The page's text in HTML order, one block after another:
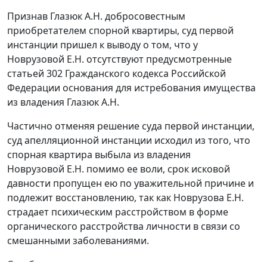
Признав Глазюк А.Н. добросовестным
приобретателем спорной квартиры, суд первой
инстанции пришел к выводу о том, что у
Новрузовой Е.Н. отсутствуют предусмотренные
статьей 302 Гражданского кодекса Российской
Федерации основания для истребования имущества
из владения Глазюк А.Н.
Частично отменяя решение суда первой инстанции,
суд апелляционной инстанции исходил из того, что
спорная квартира выбыла из владения
Новрузовой Е.Н. помимо ее воли, срок исковой
давности пропущен ею по уважительной причине и
подлежит восстановлению, так как Новрузова Е.Н.
страдает психическим расстройством в форме
органического расстройства личности в связи со
смешанными заболеваниями.